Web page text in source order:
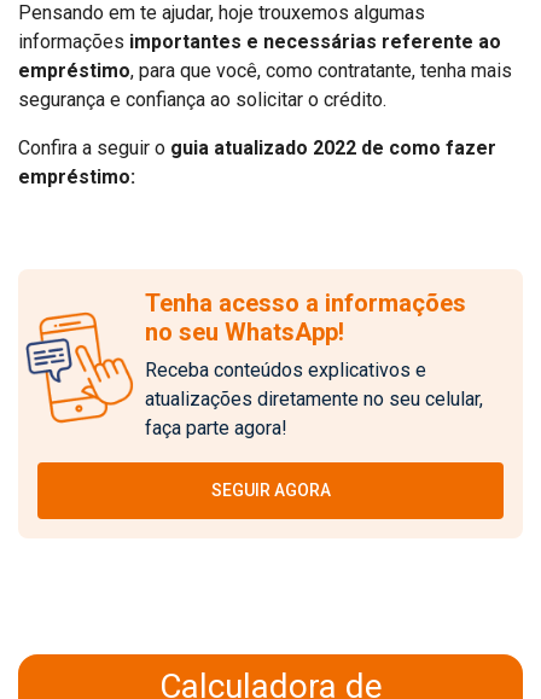
Pensando em te ajudar, hoje trouxemos algumas
informações importantes e necessárias referente ao
empréstimo, para que você, como contratante, tenha mais
segurança e confiança ao solicitar o crédito.
Confira a seguir o guia atualizado 2022 de como fazer
empréstimo:
Tenha acesso a informações
no seu WhatsApp!
Receba conteúdos explicativos e
atualizações diretamente no seu celular,
faça parte agora!
SEGUIR AGORA
Calculadora de